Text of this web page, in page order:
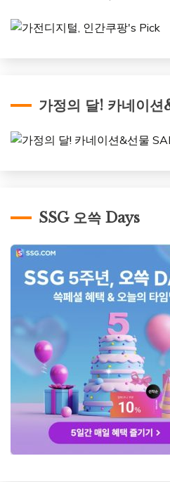
가정의 달! 카네이
SSG 오쓱 Days